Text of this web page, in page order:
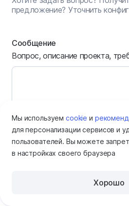
предложение? Уточнить
Сообщение
Вопрос, описание проекта,
Имя
Мы используемcookie и
для персонализации сервисов и
пользователей. Вы можете
в настройках своего браузера
Хорошо